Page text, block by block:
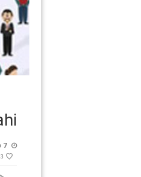
7 فروردین 1400